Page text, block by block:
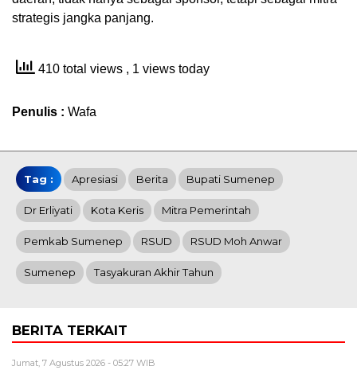
strategis jangka panjang.
410 total views , 1 views today
Penulis : Wafa
Tag : Apresiasi Berita Bupati Sumenep
Dr Erliyati Kota Keris Mitra Pemerintah
Pemkab Sumenep RSUD RSUD Moh Anwar
Sumenep Tasyakuran Akhir Tahun
BERITA TERKAIT
Jumat, 7 Agustus 2026 - 05:27 WIB